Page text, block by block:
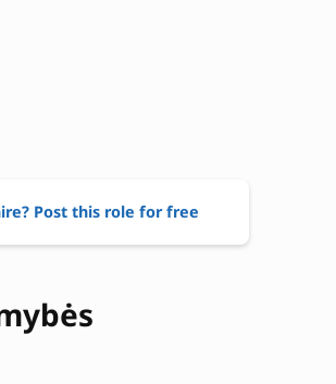
Post this role for free